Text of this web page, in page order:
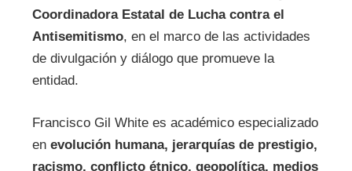
Coordinadora Estatal de Lucha contra el
Antisemitismo, en el marco de las actividades
de divulgación y diálogo que promueve la
entidad.
Francisco Gil White es académico especializado
en evolución humana, jerarquías de prestigio,
racismo, conflicto étnico, geopolítica, medios